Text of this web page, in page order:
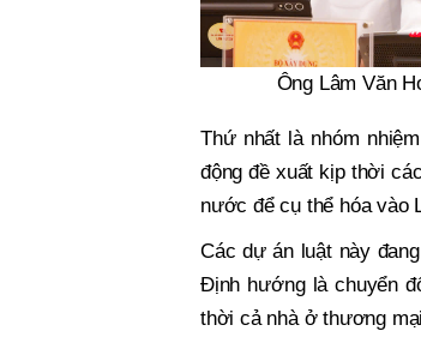
Ông Lâm Văn
Thứ nhất là nhóm
động đề xuất kịp thời
nước để cụ thể hóa vào
Các dự án luật này
Định hướng là chuyển
thời cả nhà ở thương